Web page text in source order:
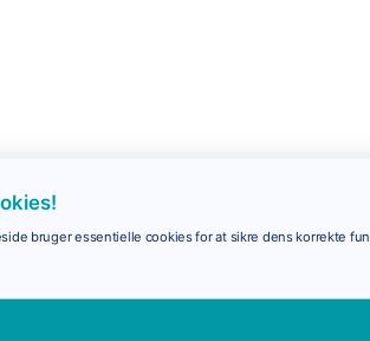
bruger essentielle cookies for at sikre dens korrekte